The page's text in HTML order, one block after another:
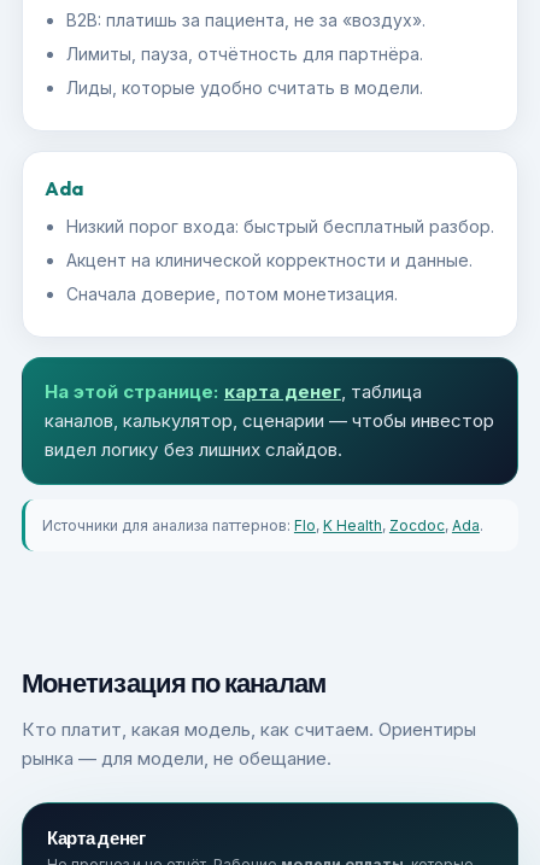
B2B: платишь за пациента, не за «воздух».
Лимиты, пауза, отчётность для партнёра.
Лиды, которые удобно считать в модели.
Ada
Низкий порог входа: быстрый бесплатный разбор.
Акцент на клинической корректности и данные.
Сначала доверие, потом монетизация.
На этой странице: карта денег, таблица
каналов, калькулятор, сценарии — чтобы инвестор
видел логику без лишних слайдов.
Источники для анализа паттернов: Flo, K Health, Zocdoc, Ada.
Монетизация по каналам
Кто платит, какая модель, как считаем. Ориентиры
рынка — для модели, не обещание.
Карта денег